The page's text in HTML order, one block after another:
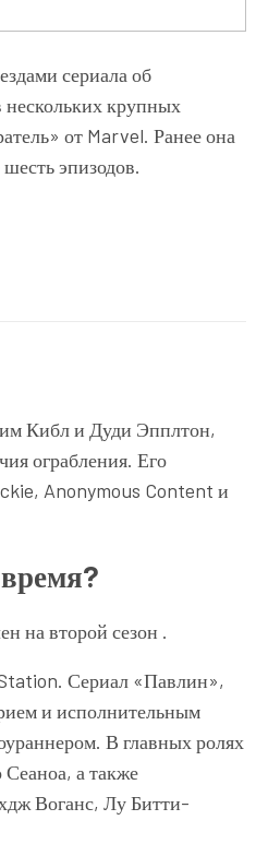
сериала об
нескольких крупных
от Marvel. Ранее она
эпизодов.
Кибл и Дуди Эпплтон,
ограбления. Его
Anonymous Content и
на второй сезон .
Сериал «Павлин»,
и исполнительным
В главных ролях
а также
Воганс, Лу Битти-